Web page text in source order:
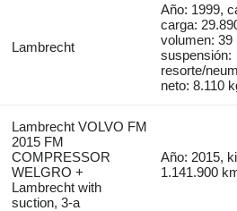
Lambrecht
Año: 1999,
carga:
volumen: 39
suspensión:
resorte/
neto: 8.110
Lambrecht VOLVO FM
2015 FM
COMPRESSOR
WELGRO +
Lambrecht with
suction, 3-a
Año: 2015,
1.141.900